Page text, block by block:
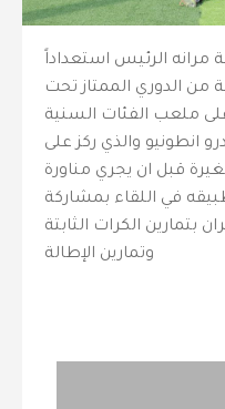
الفيصلي تحت 15 سنة مرانه الرئيس استعداداً
من الدوري الممتاز تحت
على ملعب الفئات السنية
انطونيو والذي ركز على
قبل ان يجري مناورة
في اللقاء بمشاركة
بتمارين الكرات الثابتة
وتمارين الإطالة